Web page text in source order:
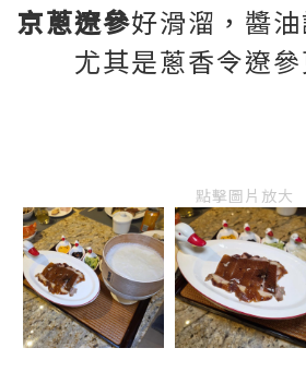
京蔥遼參好滑溜，醬
尤其是蔥香令遼參
點擊圖片放大